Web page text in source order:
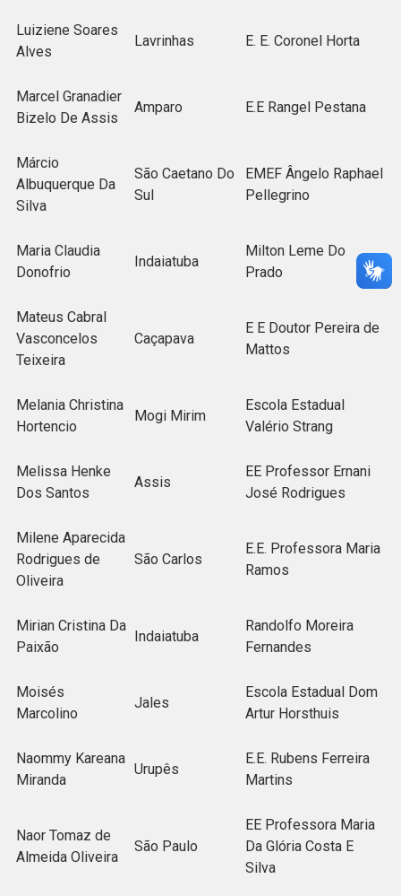
Luiziene Soares
Alves
Lavrinhas E. E. Coronel Horta
Marcel Granadier
Bizelo De Assis
Amparo E.E Rangel Pestana
Márcio
Albuquerque Da
Silva
São Caetano Do
Sul
EMEF Ângelo Raphael
Pellegrino
Maria Claudia
Donofrio
Indaiatuba
Milton Leme Do
Prado
Mateus Cabral
Vasconcelos
Teixeira
Caçapava
E E Doutor Pereira de
Mattos
Melania Christina
Hortencio
Mogi Mirim
Escola Estadual
Valério Strang
Melissa Henke
Dos Santos
Assis
EE Professor Ernani
José Rodrigues
Milene Aparecida
Rodrigues de
Oliveira
São Carlos
E.E. Professora Maria
Ramos
Mirian Cristina Da
Paixão
Indaiatuba
Randolfo Moreira
Fernandes
Moisés
Marcolino
Jales
Escola Estadual Dom
Artur Horsthuis
Naommy Kareana
Miranda
Urupês
E.E. Rubens Ferreira
Martins
Naor Tomaz de
Almeida Oliveira
São Paulo
EE Professora Maria
Da Glória Costa E
Silva